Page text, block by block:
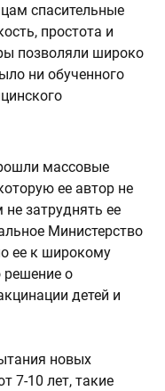
спасительные
простота и
позволяли широко
ни обученного
массовые
ее автор не
затруднять ее
Министерство
ее к широкому
решение о
детей и
новых
7-10 лет, такие